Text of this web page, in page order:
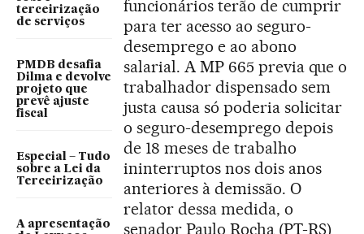
terceirização
de serviços
PMDB desafia
Dilma e devolve
projeto que
prevê ajuste
fiscal
Especial – Tudo
sobre a Lei da
Terceirização
A apresentação
funcionários terão de cumprir
para ter acesso ao seguro-
desemprego e ao abono
salarial. A MP 665 previa que o
trabalhador dispensado sem
justa causa só poderia solicitar
o seguro-desemprego depois
de 18 meses de trabalho
ininterruptos nos dois anos
anteriores à demissão. O
relator dessa medida, o
senador Paulo Rocha (PT-RS)